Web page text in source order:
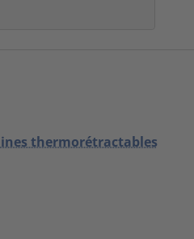
thermorétractables